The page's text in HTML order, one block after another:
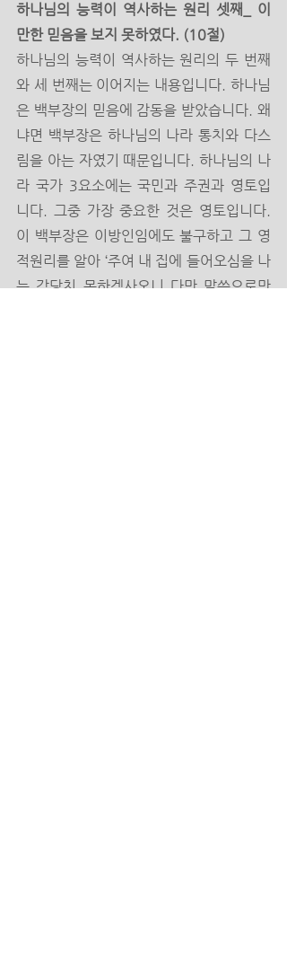
하나님의 능력이 역사하는 원리 셋째_ 이
만한 믿음을 보지 못하였다. (10절)
하나님의 능력이 역사하는 원리의 두 번째
와 세 번째는 이어지는 내용입니다. 하나님
은 백부장의 믿음에 감동을 받았습니다. 왜
냐면 백부장은 하나님의 나라 통치와 다스
림을 아는 자였기 때문입니다. 하나님의 나
라 국가 3요소에는 국민과 주권과 영토입
니다. 그중 가장 중요한 것은 영토입니다.
이 백부장은 이방인임에도 불구하고 그 영
적원리를 알아 ‘주여 내 집에 들어오심을 나
는 감당치 못하겠사오니 다만 말씀으로만